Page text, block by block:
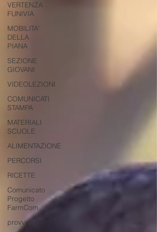
VERTENZA
FUNIVIA
MOBILITA'
DELLA
PIANA
SEZIONE
GIOVANI
VIDEOLEZIONI
COMUNICATI
STAMPA
MATERIALI
SCUOLE
ALIMENTAZIONE
PERCORSI
RICETTE
Comunicato
Progetto
FarmCom
provvisori